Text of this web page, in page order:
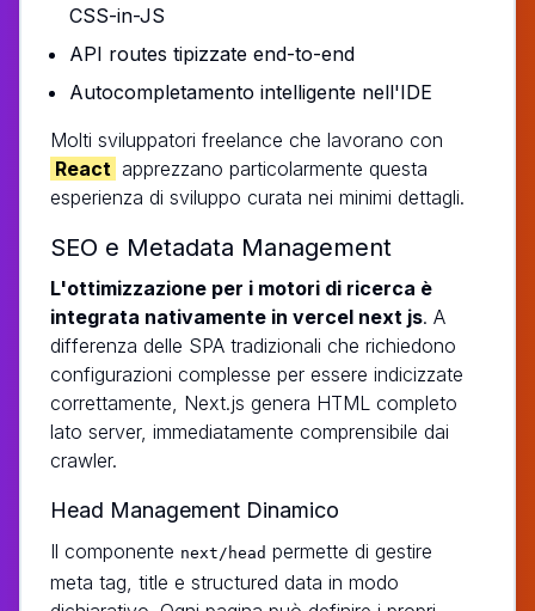
CSS-in-JS
API routes tipizzate end-to-end
Autocompletamento intelligente nell'IDE
Molti sviluppatori freelance che lavorano con
React apprezzano particolarmente questa
esperienza di sviluppo curata nei minimi dettagli.
SEO e Metadata Management
L'ottimizzazione per i motori di ricerca è
integrata nativamente in vercel next js. A
differenza delle SPA tradizionali che richiedono
configurazioni complesse per essere indicizzate
correttamente, Next.js genera HTML completo
lato server, immediatamente comprensibile dai
crawler.
Head Management Dinamico
Il componente next/head permette di gestire
meta tag, title e structured data in modo